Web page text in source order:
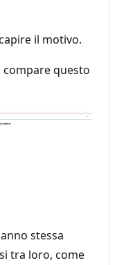
il motivo.
questo
stessa
tra loro, come